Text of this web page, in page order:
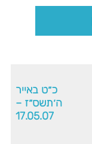
כ״ט באייר
ה׳תשס״ז –
17.05.07